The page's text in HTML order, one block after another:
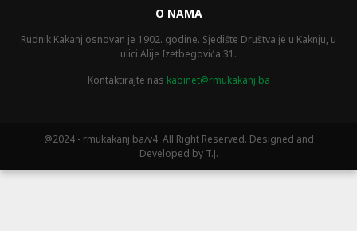
O NAMA
Rudnik Kakanj osnovan je 1902. godine. Sjedište Društva je u Kaknju, u
ulici Alije Izetbegovića 31.
Kontaktirajte nas kabinet@rmukakanj.ba
@2024 - rmukakanj.ba/v4. All Right Reserved. Designed and
Developed by T.J.